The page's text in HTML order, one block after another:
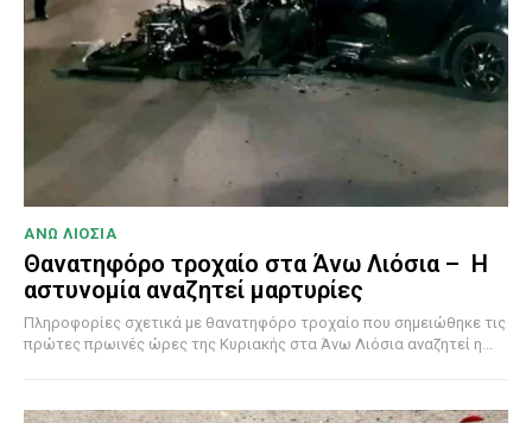
ΑΝΩ ΛΙΟΣΙΑ
Θανατηφόρο τροχαίο στα Άνω Λιόσια – Η
αστυνομία αναζητεί μαρτυρίες
Πληροφορίες σχετικά με θανατηφόρο τροχαίο που σημειώθηκε τις
πρώτες πρωινές ώρες της Κυριακής στα Άνω Λιόσια αναζητεί η...